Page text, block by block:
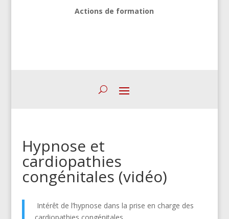
Actions de formation
Hypnose et
cardiopathies
congénitales (vidéo)
Intérêt de l’hypnose dans la prise en charge des
cardiopathies congénitales